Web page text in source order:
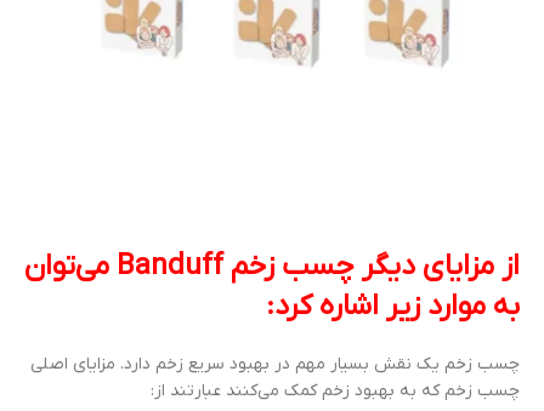
از مزایای دیگر چسب زخم Banduff می‌توان
به موارد زیر اشاره کرد:
چسب زخم یک نقش بسیار مهم در بهبود سریع زخم دارد. مزایای اصلی
چسب زخم که به بهبود زخم کمک می‌کنند عبارتند از: